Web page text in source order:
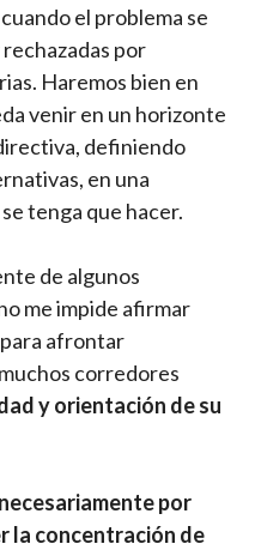
el problema se
por
Haremos bien en
venir en un horizonte
definiendo
en una
tenga que hacer.
de algunos
me impide afirmar
afrontar
corredores
y orientación de su
por
la concentración de